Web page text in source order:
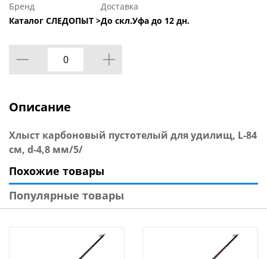
Бренд
Каталог СЛЕДОПЫТ >
Доставка
До скл.Уфа до 12 дн.
Описание
Хлыст карбоновый пустотелый для удилищ, L-84
см, d-4,8 мм/5/
Похожие товары
Популярные товары